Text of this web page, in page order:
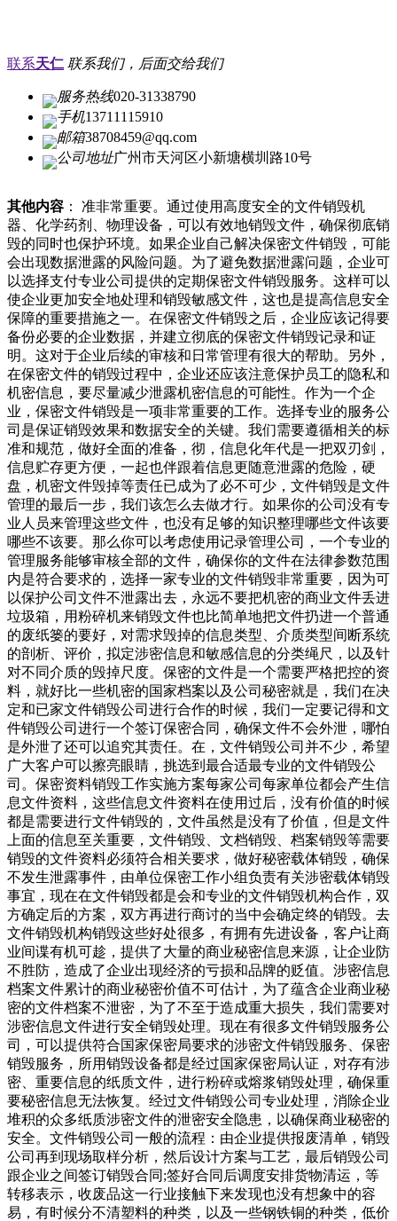
联系天仁 联系我们，后面交给我们
服务热线020-31338790
手机13711115910
邮箱38708459@qq.com
公司地址广州市天河区小新塘横圳路10号
其他内容 ： 准非常重要。通过使用高度安全的文件销毁机
器、化学药剂、物理设备，可以有效地销毁文件，确保彻底销
毁的同时也保护环境。如果企业自己解决保密文件销毁，可能
会出现数据泄露的风险问题。为了避免数据泄露问题，企业可
以选择支付专业公司提供的定期保密文件销毁服务。这样可以
使企业更加安全地处理和销毁敏感文件，这也是提高信息安全
保障的重要措施之一。在保密文件销毁之后，企业应该记得要
备份必要的企业数据，并建立彻底的保密文件销毁记录和证
明。这对于企业后续的审核和日常管理有很大的帮助。另外，
在保密文件的销毁过程中，企业还应该注意保护员工的隐私和
机密信息，要尽量减少泄露机密信息的可能性。作为一个企
业，保密文件销毁是一项非常重要的工作。选择专业的服务公
司是保证销毁效果和数据安全的关键。我们需要遵循相关的标
准和规范，做好全面的准备，彻，信息化年代是一把双刃剑，
信息贮存更方便，一起也伴跟着信息更随意泄露的危险，硬
盘，机密文件毁掉等责任已成为了必不可少，文件销毁是文件
管理的最后一步，我们该怎么去做才行。如果你的公司没有专
业人员来管理这些文件，也没有足够的知识整理哪些文件该要
哪些不该要。那么你可以考虑使用记录管理公司，一个专业的
管理服务能够审核全部的文件，确保你的文件在法律参数范围
内是符合要求的，选择一家专业的文件销毁非常重要，因为可
以保护公司文件不泄露出去，永远不要把机密的商业文件丢进
垃圾箱，用粉碎机来销毁文件也比简单地把文件扔进一个普通
的废纸篓的要好，对需求毁掉的信息类型、介质类型间断系统
的剖析、评价，拟定涉密信息和敏感信息的分类绳尺，以及针
对不同介质的毁掉尺度。保密的文件是一个需要严格把控的资
料，就好比一些机密的国家档案以及公司秘密就是，我们在决
定和已家文件销毁公司进行合作的时候，我们一定要记得和文
件销毁公司进行一个签订保密合同，确保文件不会外泄，哪怕
是外泄了还可以追究其责任。在，文件销毁公司并不少，希望
广大客户可以擦亮眼睛，挑选到最合适最专业的文件销毁公
司。保密资料销毁工作实施方案每家公司每家单位都会产生信
息文件资料，这些信息文件资料在使用过后，没有价值的时候
都是需要进行文件销毁的，文件虽然是没有了价值，但是文件
上面的信息至关重要，文件销毁、文档销毁、档案销毁等需要
销毁的文件资料必须符合相关要求，做好秘密载体销毁，确保
不发生泄露事件，由单位保密工作小组负责有关涉密载体销毁
事宜，现在在文件销毁都是会和专业的文件销毁机构合作，双
方确定后的方案，双方再进行商讨的当中会确定终的销毁。去
文件销毁机构销毁这些好处很多，有拥有先进设备，客户让商
业间谍有机可趁，提供了大量的商业秘密信息来源，让企业防
不胜防，造成了企业出现经济的亏损和品牌的贬值。涉密信息
档案文件累计的商业秘密价值不可估计，为了蕴含企业商业秘
密的文件档案不泄密，为了不至于造成重大损失，我们需要对
涉密信息文件进行安全销毁处理。现在有很多文件销毁服务公
司，可以提供符合国家保密局要求的涉密文件销毁服务、保密
销毁服务，所用销毁设备都是经过国家保密局认证，对存有涉
密、重要信息的纸质文件，进行粉碎或熔浆销毁处理，确保重
要秘密信息无法恢复。经过文件销毁公司专业处理，消除企业
堆积的众多纸质涉密文件的泄密安全隐患，以确保商业秘密的
安全。文件销毁公司一般的流程：由企业提供报废清单，销毁
公司再到现场取样分析，然后设计方案与工艺，最后销毁公司
跟企业之间签订销毁合同;签好合同后调度安排货物清运，等
转移表示，收废品这一行业接触下来发现也没有想象中的容
易，有时候分不清塑料的种类，以及一些钢铁铜的种类，低价